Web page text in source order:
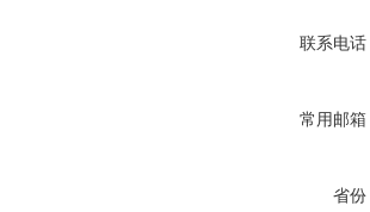
联系电话
常用邮箱
省份